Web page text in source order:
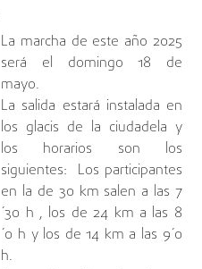
La marcha de este año 2025
será el domingo 18 de
mayo.
La salida estará instalada en
los glacis de la ciudadela y
los horarios son los
siguientes: Los participantes
en la de 30 km salen a las 7
´30 h , los de 24 km a las 8
´0 h y los de 14 km a las 9´0
h.